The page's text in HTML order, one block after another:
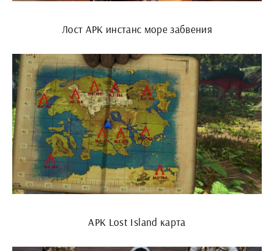
Лост АРК инстанс море забвения
АРК Lost Island карта